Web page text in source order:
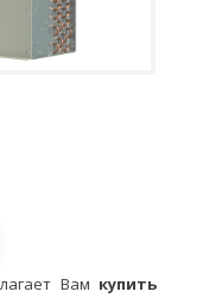
Вам купить